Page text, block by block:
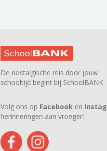
De nostalgische reis door jouw
schooltijd begint bij SchoolBANK
Volg ons op Facebook en
herinneringen aan vroeger!